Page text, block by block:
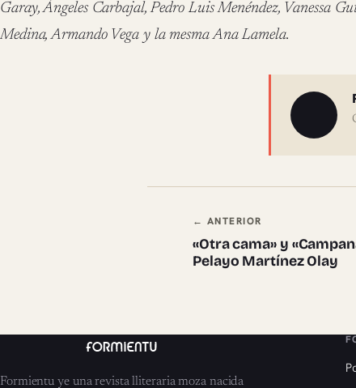
Garay, Ángeles Carbajal, Pedro Luis Menéndez, Vanessa
Medina, Armando Vega y la mesma Ana Lamela.
Navegación
← ANTERIOR
«Otra cama» y
Pelayo Martínez Olay
Formientu ye una revista lliteraria moza nacida